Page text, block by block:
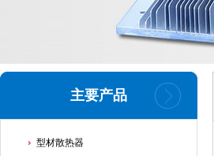
主要产品
型材散热器